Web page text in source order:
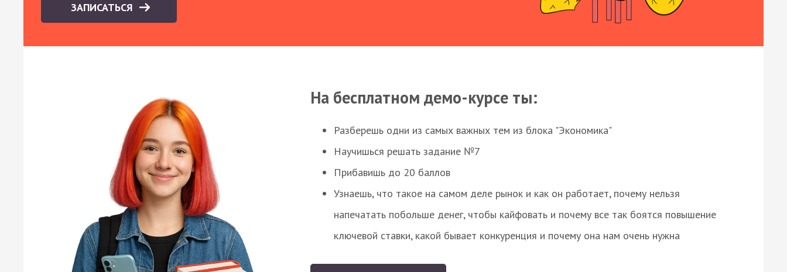
ЗАПИСАТЬСЯ
На бесплатном демо-курсе ты:
Разберешь одни из самых важных тем из блока "Экономика"
Научишься решать задание №7
Прибавишь до 20 баллов
Узнаешь, что такое на самом деле рынок и как он работает, почему нельзя
напечатать побольше денег, чтобы кайфовать и почему все так боятся повышение
ключевой ставки, какой бывает конкуренция и почему она нам очень нужна